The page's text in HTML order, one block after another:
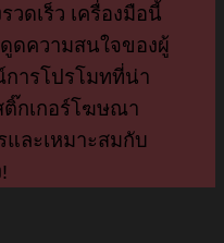
ดเร็ว เครื่องมือนี้
ดความสนใจของผู้
ารโปรโมทที่น่า
กเกอร์โฆษณา
และเหมาะสมกับ